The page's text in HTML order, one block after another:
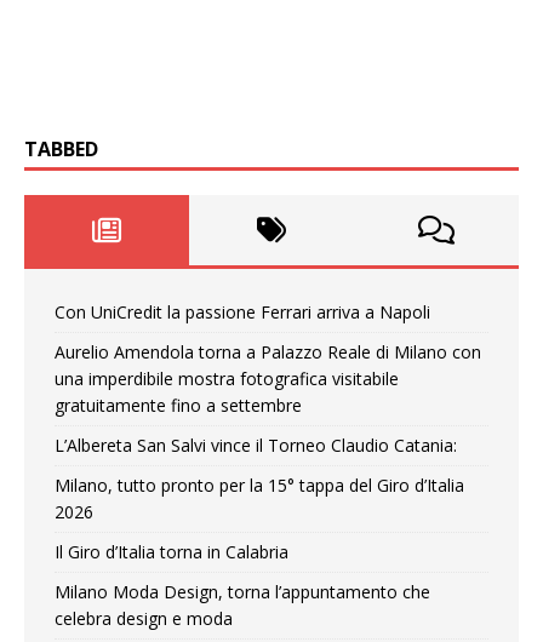
TABBED
Con UniCredit la passione Ferrari arriva a Napoli
Aurelio Amendola torna a Palazzo Reale di Milano con
una imperdibile mostra fotografica visitabile
gratuitamente fino a settembre
L’Albereta San Salvi vince il Torneo Claudio Catania:
Milano, tutto pronto per la 15° tappa del Giro d’Italia
2026
Il Giro d’Italia torna in Calabria
Milano Moda Design, torna l’appuntamento che
celebra design e moda